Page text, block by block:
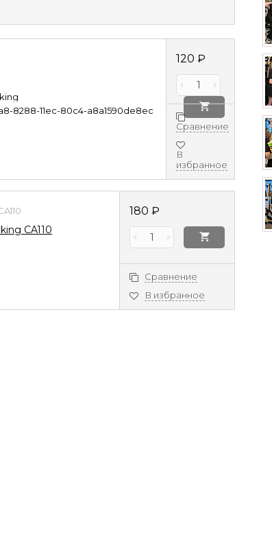
8288-11ec-80c4-a8a1590de8ec
120 ₽
Сравнение
В
избранное
CA110
180 ₽
Сравнение
В избранное